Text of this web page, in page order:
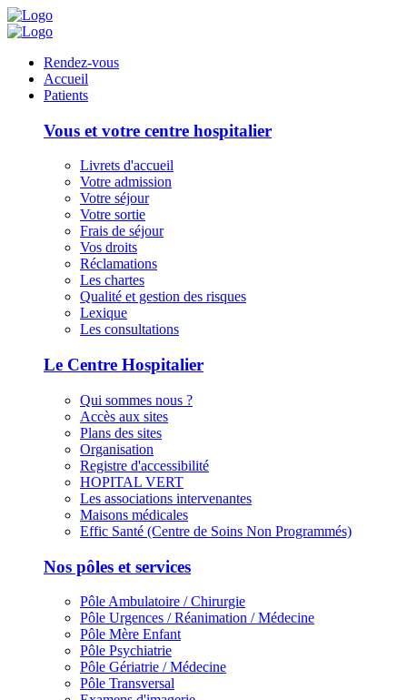
Rendez-vous
Accueil
Patients
Vous et votre centre hospitalier
Livrets d'accueil
Votre admission
Votre séjour
Votre sortie
Frais de séjour
Vos droits
Réclamations
Les chartes
Qualité et gestion des risques
Lexique
Les consultations
Le Centre Hospitalier
Qui sommes nous ?
Accès aux sites
Plans des sites
Organisation
Registre d'accessibilité
HOPITAL VERT
Les associations intervenantes
Maisons médicales
Effic Santé (Centre de Soins Non Programmés)
Nos pôles et services
Pôle Ambulatoire / Chirurgie
Pôle Urgences / Réanimation / Médecine
Pôle Mère Enfant
Pôle Psychiatrie
Pôle Gériatrie / Médecine
Pôle Transversal
Panneau de gestion des cookies